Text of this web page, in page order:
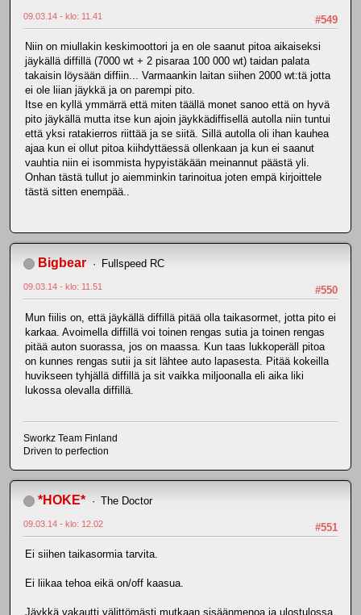
#549
09.03.14 - klo: 11.41
Niin on miullakin keskimoottori ja en ole saanut pitoa aikaiseksi
jäykällä diffillä (7000 wt + 2 pisaraa 100 000 wt) taidan palata
takaisin löysään diffiin... Varmaankin laitan siihen 2000 wt:tä jotta
ei ole liian jäykkä ja on parempi pito.
Itse en kyllä ymmärrä että miten täällä monet sanoo että on hyvä
pito jäykällä mutta itse kun ajoin jäykkädiffisellä autolla niin tuntui
että yksi ratakierros riittää ja se siitä. Sillä autolla oli ihan kauhea
ajaa kun ei ollut pitoa kiihdyttäessä ollenkaan ja kun ei saanut
vauhtia niin ei isommista hypyistäkään meinannut päästä yli.
Onhan tästä tullut jo aiemminkin tarinoitua joten empä kirjoittele
tästä sitten enempää..
Bigbear Fullspeed RC
#550
09.03.14 - klo: 11.51
Mun fiilis on, että jäykällä diffillä pitää olla taikasormet, jotta pito ei
karkaa. Avoimella diffillä voi toinen rengas sutia ja toinen rengas
pitää auton suorassa, jos on maassa. Kun taas lukkoperäll pitoa
on kunnes rengas sutii ja sit lähtee auto lapasesta. Pitää kokeilla
huvikseen tyhjällä diffillä ja sit vaikka miljoonalla eli aika liki
lukossa olevalla diffillä.
Sworkz Team Finland
Driven to perfection
*HOKE* The Doctor
#551
09.03.14 - klo: 12.02
Ei siihen taikasormia tarvita.
Ei liikaa tehoa eikä on/off kaasua.
Jäykkä vakautti välittömästi mutkaan sisäänmenoa ja ulostulossa